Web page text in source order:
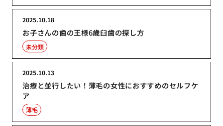
お子さんの歯の王様6歳臼歯の探し方
2025.10.18
未分類
治療と並行したい！薄毛の女性におすすめのセルフケ
ア
2025.10.13
薄毛